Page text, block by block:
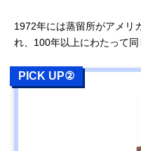
1972年には蒸留所がアメリ
れ、100年以上にわたって同
PICK UP②